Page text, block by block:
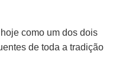
como um dos dois
de toda a tradição